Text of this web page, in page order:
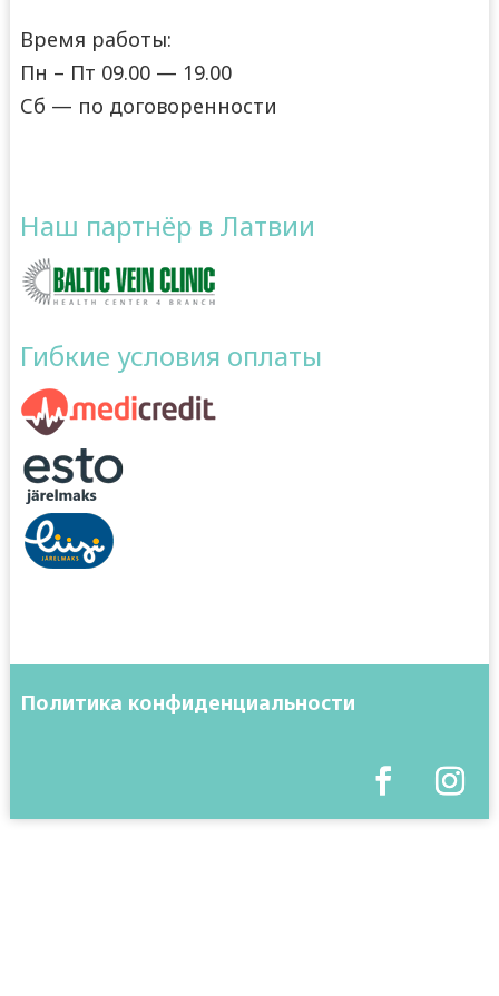
Время работы:
Пн – Пт 09.00 — 19.00
Сб — по договоренности
Наш партнёр в Латвии
Гибкие условия оплаты
Политика конфиденциальности